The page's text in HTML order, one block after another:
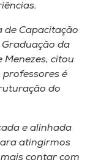
de Capacitação
da
Menezes, citou
é
do
e alinhada
atingirmos
contar com